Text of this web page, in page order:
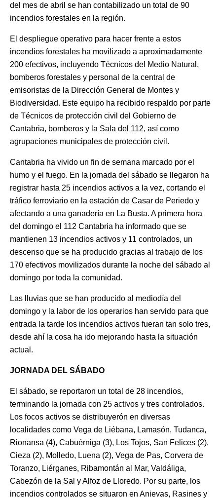
del mes de abril se han contabilizado un total de 90
incendios forestales en la región.
El despliegue operativo para hacer frente a estos
incendios forestales ha movilizado a aproximadamente
200 efectivos, incluyendo Técnicos del Medio Natural,
bomberos forestales y personal de la central de
emisoristas de la Dirección General de Montes y
Biodiversidad. Este equipo ha recibido respaldo por parte
de Técnicos de protección civil del Gobierno de
Cantabria, bomberos y la Sala del 112, así como
agrupaciones municipales de protección civil.
Cantabria ha vivido un fin de semana marcado por el
humo y el fuego. En la jornada del sábado se llegaron ha
registrar hasta 25 incendios activos a la vez, cortando el
tráfico ferroviario en la estación de Casar de Periedo y
afectando a una ganadería en La Busta. A primera hora
del domingo el 112 Cantabria ha informado que se
mantienen 13 incendios activos y 11 controlados, un
descenso que se ha producido gracias al trabajo de los
170 efectivos movilizados durante la noche del sábado al
domingo por toda la comunidad.
Las lluvias que se han producido al mediodía del
domingo y la labor de los operarios han servido para que
entrada la tarde los incendios activos fueran tan solo tres,
desde ahí la cosa ha ido mejorando hasta la situación
actual.
JORNADA DEL SÁBADO
El sábado, se reportaron un total de 28 incendios,
terminando la jornada con 25 activos y tres controlados.
Los focos activos se distribuyerón en diversas
localidades como Vega de Liébana, Lamasón, Tudanca,
Rionansa (4), Cabuérniga (3), Los Tojos, San Felices (2),
Cieza (2), Molledo, Luena (2), Vega de Pas, Corvera de
Toranzo, Liérganes, Ribamontán al Mar, Valdáliga,
Cabezón de la Sal y Alfoz de Lloredo. Por su parte, los
incendios controlados se situaron en Anievas, Rasines y